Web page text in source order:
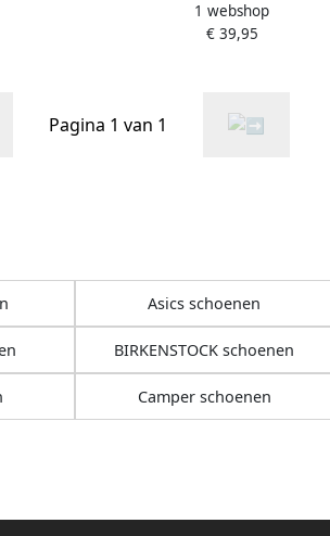
Olive
Portugese Schoen | Wit
1 webshop
€ 39,95
Pagina 1 van 1
Asics schoenen
BIRKENSTOCK schoenen
Camper schoenen